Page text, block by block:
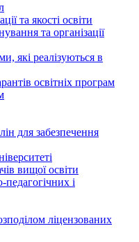
та якості освіти
та організації
які реалізуються в
освітніх програм
для забезпечення
вищої освіти
і
ліцензoваних